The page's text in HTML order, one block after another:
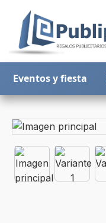
Eventos y fiesta